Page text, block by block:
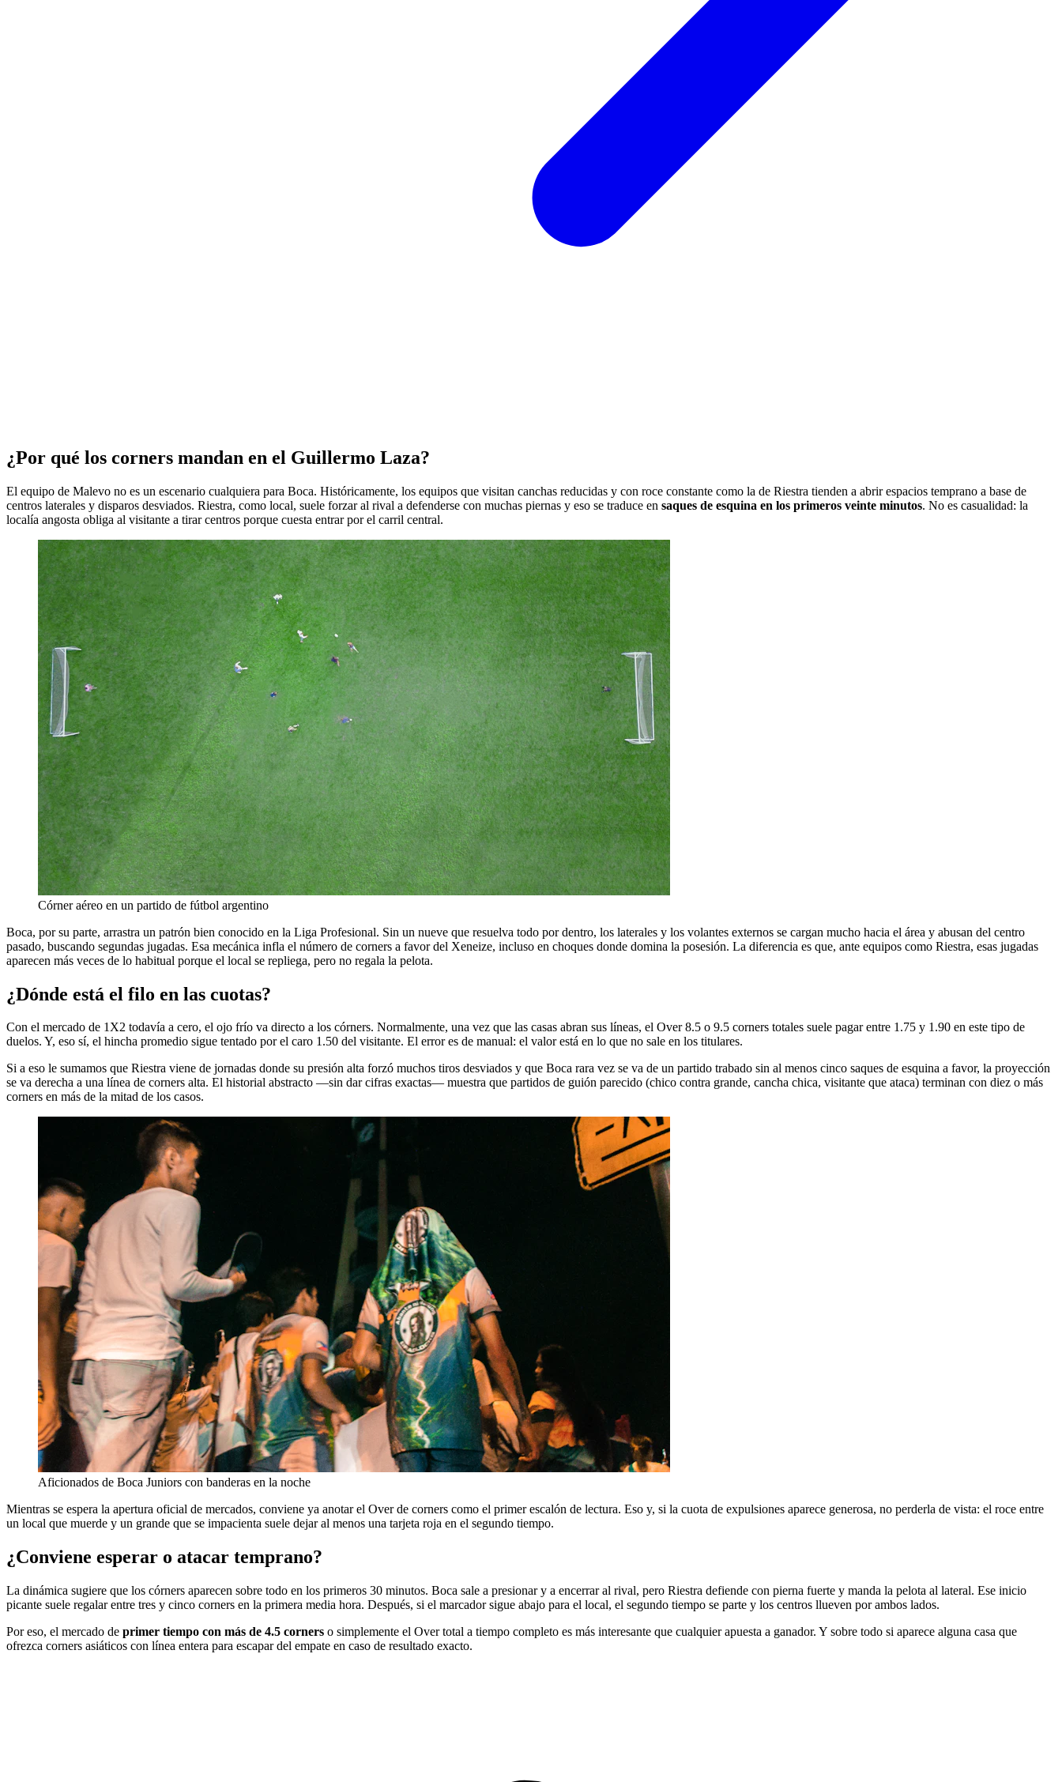
¿Por qué los corners mandan en el Guillermo Laza?
El equipo de Malevo no es un escenario cualquiera para Boca. Históricamente, los equipos que visitan canchas reducidas y con roce constante como la de Riestra tienden a abrir espacios temprano a base de
centros laterales y disparos desviados. Riestra, como local, suele forzar al rival a defenderse con muchas piernas y eso se traduce en saques de esquina en los primeros veinte minutos. No es casualidad: la
localía angosta obliga al visitante a tirar centros porque cuesta entrar por el carril central.
Córner aéreo en un partido de fútbol argentino
Boca, por su parte, arrastra un patrón bien conocido en la Liga Profesional. Sin un nueve que resuelva todo por dentro, los laterales y los volantes externos se cargan mucho hacia el área y abusan del centro
pasado, buscando segundas jugadas. Esa mecánica infla el número de corners a favor del Xeneize, incluso en choques donde domina la posesión. La diferencia es que, ante equipos como Riestra, esas jugadas
aparecen más veces de lo habitual porque el local se repliega, pero no regala la pelota.
¿Dónde está el filo en las cuotas?
Con el mercado de 1X2 todavía a cero, el ojo frío va directo a los córners. Normalmente, una vez que las casas abran sus líneas, el Over 8.5 o 9.5 corners totales suele pagar entre 1.75 y 1.90 en este tipo de
duelos. Y, eso sí, el hincha promedio sigue tentado por el caro 1.50 del visitante. El error es de manual: el valor está en lo que no sale en los titulares.
Si a eso le sumamos que Riestra viene de jornadas donde su presión alta forzó muchos tiros desviados y que Boca rara vez se va de un partido trabado sin al menos cinco saques de esquina a favor, la proyección
se va derecha a una línea de corners alta. El historial abstracto —sin dar cifras exactas— muestra que partidos de guión parecido (chico contra grande, cancha chica, visitante que ataca) terminan con diez o más
corners en más de la mitad de los casos.
Aficionados de Boca Juniors con banderas en la noche
Mientras se espera la apertura oficial de mercados, conviene ya anotar el Over de corners como el primer escalón de lectura. Eso y, si la cuota de expulsiones aparece generosa, no perderla de vista: el roce entre
un local que muerde y un grande que se impacienta suele dejar al menos una tarjeta roja en el segundo tiempo.
¿Conviene esperar o atacar temprano?
La dinámica sugiere que los córners aparecen sobre todo en los primeros 30 minutos. Boca sale a presionar y a encerrar al rival, pero Riestra defiende con pierna fuerte y manda la pelota al lateral. Ese inicio
picante suele regalar entre tres y cinco corners en la primera media hora. Después, si el marcador sigue abajo para el local, el segundo tiempo se parte y los centros llueven por ambos lados.
Por eso, el mercado de primer tiempo con más de 4.5 corners o simplemente el Over total a tiempo completo es más interesante que cualquier apuesta a ganador. Y sobre todo si aparece alguna casa que
ofrezca corners asiáticos con línea entera para escapar del empate en caso de resultado exacto.